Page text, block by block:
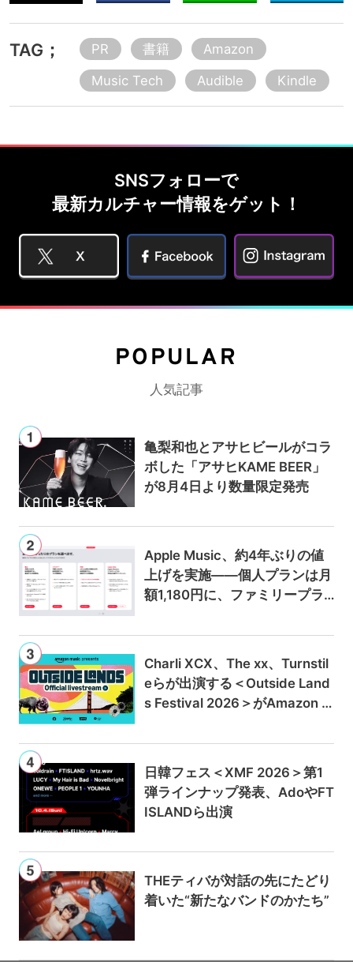
TAG； PR 書籍
Amazon
Music Tech
Audible Kindle
SNSフォローで
最新カルチャー情報をゲット！
POPULAR
人気記事
亀梨和也とアサヒビールがコラ
ボした「アサヒKAME BEER」
が8月4日より数量限定発売
Apple Music、約4年ぶりの値
上げを実施——個人プランは月
額1,180円に、ファミリープラ
Charli XCX、The xx、Turnstil
eらが出演する＜Outside Land
s Festival 2026＞がAmazon M
ブ配信
日韓フェス＜XMF 2026＞第1
弾ラインナップ発表、AdoやFT
ISLANDら出演
THEティバが対話の先にたどり
着いた“新たなバンドのかたち”